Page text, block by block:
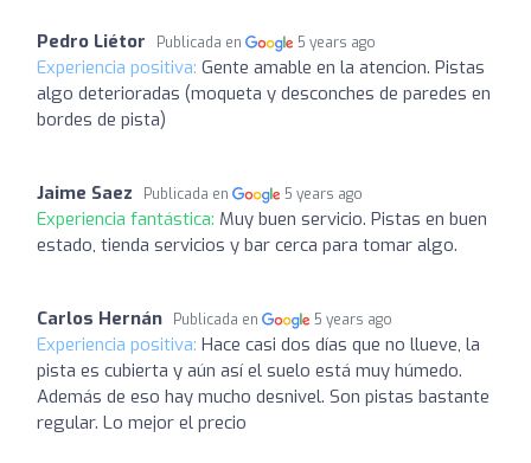
Pedro Liétor Publicada en 5 years ago
Experiencia positiva: Gente amable en la atencion. Pistas
algo deterioradas (moqueta y desconches de paredes en
bordes de pista)
Jaime Saez Publicada en 5 years ago
Experiencia fantástica: Muy buen servicio. Pistas en buen
estado, tienda servicios y bar cerca para tomar algo.
Carlos Hernán Publicada en 5 years ago
Experiencia positiva: Hace casi dos días que no llueve, la
pista es cubierta y aún así el suelo está muy húmedo.
Además de eso hay mucho desnivel. Son pistas bastante
regular. Lo mejor el precio